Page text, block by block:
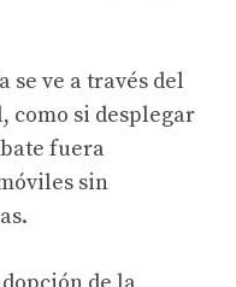
ve a través del
como si desplegar
fuera
sin